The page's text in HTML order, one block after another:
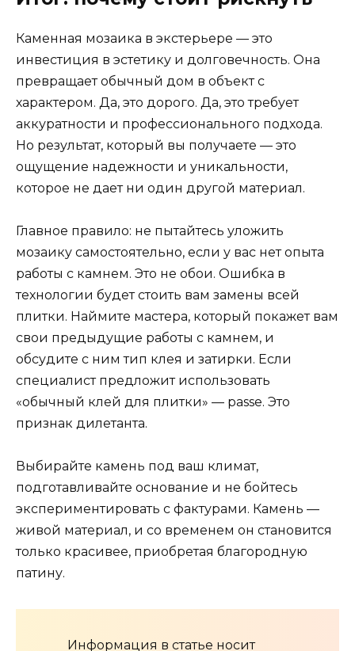
Каменная мозаика в экстерьере — это
инвестиция в эстетику и долговечность. Она
превращает обычный дом в объект с
характером. Да, это дорого. Да, это требует
аккуратности и профессионального подхода.
Но результат, который вы получаете — это
ощущение надежности и уникальности,
которое не дает ни один другой материал.
Главное правило: не пытайтесь уложить
мозаику самостоятельно, если у вас нет опыта
работы с камнем. Это не обои. Ошибка в
технологии будет стоить вам замены всей
плитки. Наймите мастера, который покажет вам
свои предыдущие работы с камнем, и
обсудите с ним тип клея и затирки. Если
специалист предложит использовать
«обычный клей для плитки» — passe. Это
признак дилетанта.
Выбирайте камень под ваш климат,
подготавливайте основание и не бойтесь
экспериментировать с фактурами. Камень —
живой материал, и со временем он становится
только красивее, приобретая благородную
патину.
Информация в статье носит